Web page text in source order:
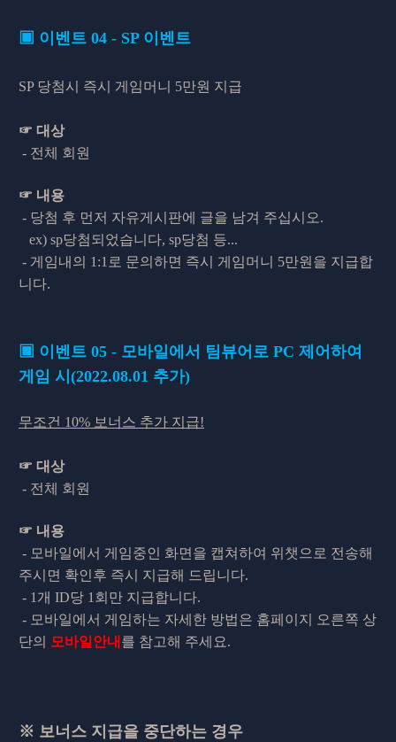
▣ 이벤트 04 - SP 이벤트
SP 당첨시 즉시 게임머니 5만원 지급
☞ 대상
- 전체 회원
☞ 내용
- 당첨 후 먼저 자유게시판에 글을 남겨 주십시오.
ex) sp당첨되었습니다, sp당첨 등...
- 게임내의 1:1로 문의하면 즉시 게임머니 5만원을 지급합
니다.
▣ 이벤트 05 - 모바일에서 팀뷰어로 PC 제어하여
게임 시 (2022.08.01 추가)
무조건 10% 보너스 추가 지급!
☞ 대상
- 전체 회원
☞ 내용
- 모바일에서 게임중인 화면을 캡쳐하여 위챗으로 전송해
주시면 확인후 즉시 지급해 드립니다.
- 1개 ID당 1회만 지급합니다.
- 모바일에서 게임하는 자세한 방법은 홈페이지 오른쪽 상
단의 모바일안내 를 참고해 주세요.
※ 보너스 지급을 중단하는 경우